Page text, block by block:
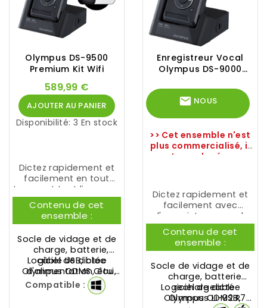
Olympus DS-9500
Premium Kit Wifi
589,99 €
AJOUTER AU PANIER
Disponibilité: 3 En stock
Dictez rapidement et
facilement en tout
temps et tout lieu avec
l'enregistreur vocal
OlympusDS-9500
Premium Kit Wifi
Contenu de cet
ensemble :
Socle de vidage et de
charge, batterie,
câble USB, bloc
d'alimentation, étui,
adaptateur secteur
Logiciel de dictée
OlympusODMS Cloud
(Abonnement 12
Compatible :
Enregistreur Vocal
Olympus DS-9000
mail NOUS
>> Cet ensemble n'est
plus commercialisé, il
est remplacé par
Dictez rapidement et
facilement avec
l'enregistreur vocal
Olympus DS-9000
Premium Kit.
Contenu de cet
ensemble :
Socle de vidage et de
charge, batterie
rechargeable
Olympus Li-92B,
Logiciel de dictée
Olympus ODMS R7